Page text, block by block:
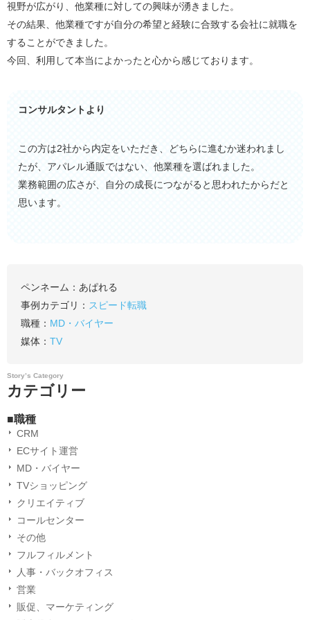
視野が広がり、他業種に対しての興味が湧きました。
その結果、他業種ですが自分の希望と経験に合致する会社に就職を
することができました。
今回、利用して本当によかったと心から感じております。
コンサルタントより
この方は2社から内定をいただき、どちらに進むか迷われまし
たが、アパレル通販ではない、他業種を選ばれました。
業務範囲の広さが、自分の成長につながると思われたからだと
思います。
ペンネーム： あぱれる
事例カテゴリ： スピード転職
職種： MD・バイヤー
媒体： TV
Story’s Category
カテゴリー
■職種
CRM
ECサイト運営
MD・バイヤー
TVショッピング
クリエイティブ
コールセンター
その他
フルフィルメント
人事・バックオフィス
営業
販促、マーケティング